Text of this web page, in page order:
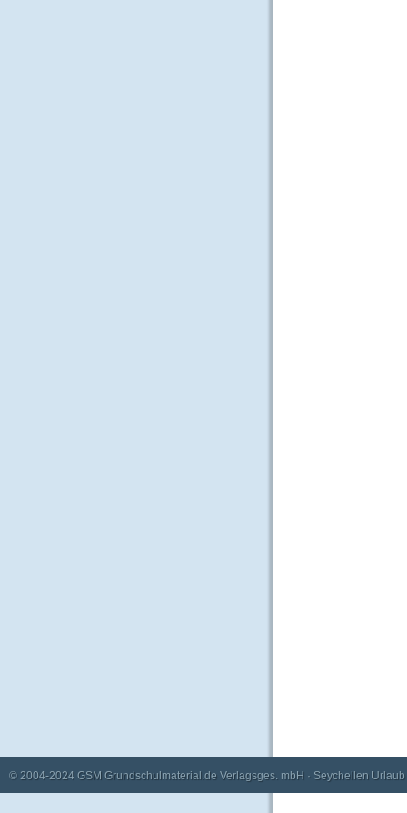
© 2004-2024 GSM Grundschulmaterial.de Verlagsges. mbH · Seychellen Urlaub